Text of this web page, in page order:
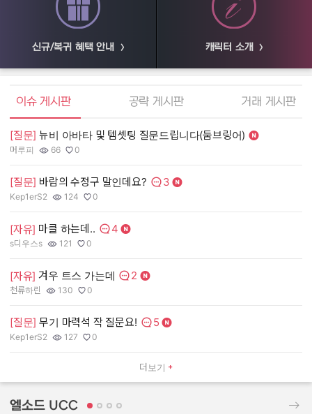
신규/복귀 혜택 안내 캐릭터 소개
엘소드 커뮤니티
이슈 게시판 공략 게시판 거래 게시판
더보기
[질문] 뉴비 아바타 및 템셋팅 질문드립니다(둠브링어)
작성자:
머루피
조회수:
66
추천수:
0
[질문] 바람의 수정구 말인데요? 댓글수:
3
작성자:
Kep1erS2
조회수:
124
추천수:
0
[자유] 마클 하는데.. 댓글수:
4
작성자:
s디우스s
조회수:
121
추천수:
0
[자유] 겨우 트스 가는데 댓글수:
2
작성자:
천류하린
조회수:
130
추천수:
0
[질문] 무기 마력석 작 질문요! 댓글수:
5
작성자:
Kep1erS2
조회수:
127
추천수:
0
엘소드 UCC